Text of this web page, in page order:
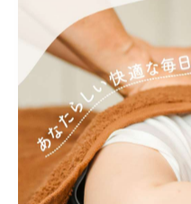
カテ
全ての
腰痛
カイロ